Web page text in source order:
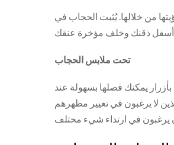
من خلالها. يُثبت الحجاب في
تحت ملابس الحجاب
يمكنك فصلها بسهولة عند
لا يرغبون في تغيير مظهرهم